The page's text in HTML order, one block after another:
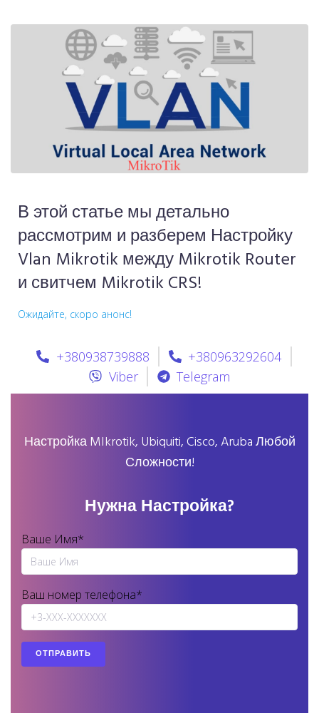
В этой статье мы детально
рассмотрим и разберем Настройку
Vlan Mikrotik между Mikrotik Router
и свитчем Mikrotik CRS!
Ожидайте, скоро анонс!
+380938739888
+380963292604
Viber
Telegram
Настройка MIkrotik, Ubiquiti, Cisco, Aruba Любой
Сложности!
Нужна Настройка?
Ваше Имя*
Ваш номер телефона*